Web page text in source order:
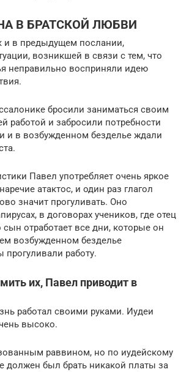
В БРАТСКОЙ ЛЮБВИ
и в предыдущем послании,
возникшей в связи с тем, что
неправильно восприняли идею
бросили заниматься своим
работой и забросили потребности
и в возбужденном безделье ждали
Павел употребляет очень яркое
атактос, и один раз глагол
значит прогуливать. Оно
в договорах учеников, где отец
сын отработает все дни, которые он
возбужденном безделье
работу.
их, Павел приводит в
работал своими руками. Иудеи
высоко.
раввином, но по иудейскому
должен был брать никакой платы за